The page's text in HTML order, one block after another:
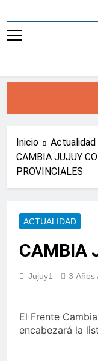
Inicio
Actualidad
CAMBIA JUJUY
PROVINCIALES
ACTUALIDAD
CAMBIA
Jujuy1 3 Años
El Frente
encabezará la